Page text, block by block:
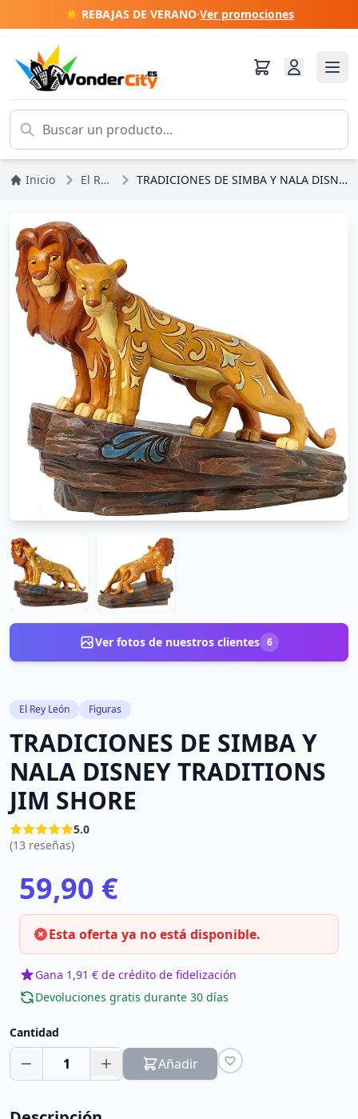
☀️ REBAJAS DE VERANO·Ver promociones
Inicio El Rey León TRADICIONES DE SIMBA Y NALA DISNEY TRADITIONS JIM SHORE
Ver fotos de nuestros clientes 6
El Rey León Figuras
TRADICIONES DE SIMBA Y
NALA DISNEY TRADITIONS
JIM SHORE
5.0
(13 reseñas)
59,90 €
Esta oferta ya no está disponible.
Gana 1,91 € de crédito de fidelización
Devoluciones gratis durante 30 días
Cantidad
1 Añadir